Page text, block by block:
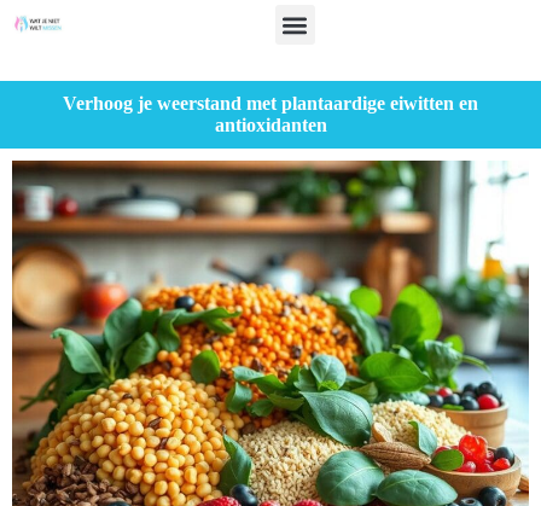
Verhoog je weerstand met plantaardige eiwitten en
antioxidanten